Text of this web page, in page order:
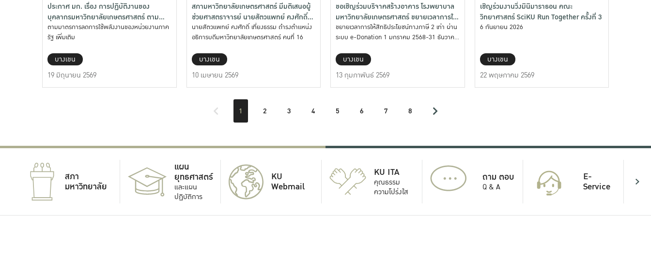
ประกาศ มก. เรื่อง การปฏิบัติงานของ
บุคลากรมหาวิทยาลัยเกษตรศาสตร์ ตาม
มาตรการลดการใช้พลังงานของหน่วยงาน
ภาครัฐ เพิ่มเติม
ตามมาตรการลดการใช้พลังงานของหน่วยงานภาค
รัฐ เพิ่มเติม
บางเขน
19 มิถุนายน 2569
สภามหาวิทยาลัยเกษตรศาสตร์ มีมติเสนอผู้
ช่วยศาสตราจารย์ นายสัตวแพทย์ คงศักดิ์
เที่ยงธรรม ดำรงตำแหน่ง อธิการบดี
มหาวิทยาลัยเกษตรศาสตร์ คนที่ 16
นายสัตวแพทย์ คงศักดิ์ เที่ยงธรรม ดำรงตำแหน่ง
อธิการบดีมหาวิทยาลัยเกษตรศาสตร์ คนที่ 16
บางเขน
10 เมษายน 2569
ขอเชิญร่วมบริจาคสร้างอาคาร โรงพยาบาล
มหาวิทยาลัยเกษตรศาสตร์ ขยายเวลาการให้
สิทธิประโยชน์ทางภาษี 2 เท่า
ขยายเวลาการให้สิทธิประโยชน์ทางภาษี 2 เท่า ผ่าน
ระบบ e-Donation 1 มกราคม 2568-31 ธันวาคม
บางเขน
13 กุมภาพันธ์ 2569
เชิญร่วมงานวิ่งมินิมาราธอน คณะ
วิทยาศาสตร์ SciKU Run Together ครั้งที่ 3
6 กันยายน 2026
บางเขน
22 พฤษภาคม 2569
1 2 3 4 5 6 7 8
สภา
มหาวิทยาลัย
แผน
ยุทธศาสตร์
และแผน
ปฏิบัติการ
KU
Webmail
KU ITA
คุณธรรม
ความโปร่งใส
... ถาม ตอบ
Q & A
E-
Service